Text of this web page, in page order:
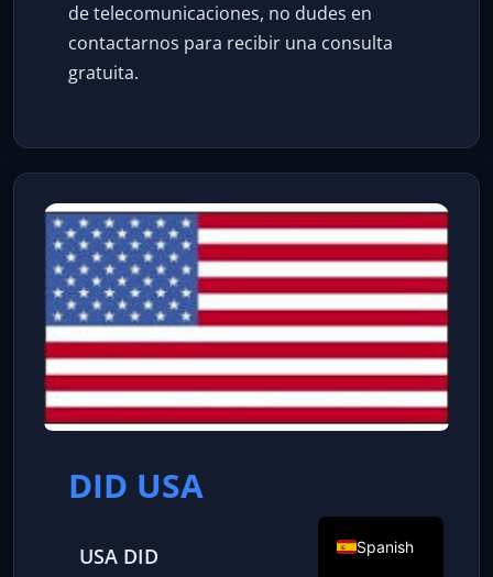
de telecomunicaciones, no dudes en
contactarnos para recibir una consulta
gratuita.
DID USA
USA DID Spanish